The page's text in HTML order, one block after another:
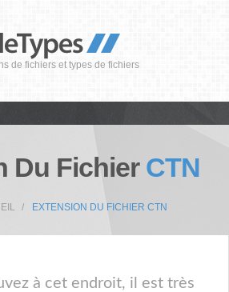
de fichiers et types de fichiers
Du Fichier CTN
EXTENSION DU FICHIER CTN
à cet endroit, il est très